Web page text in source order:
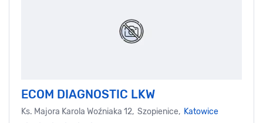
ECOM DIAGNOSTIC LKW
Ks. Majora Karola Woźniaka 12, Szopienice, Katowice